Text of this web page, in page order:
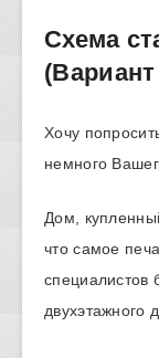
Схема
(Вариант
Хочу
немного
Дом,
что самое
специалистов
двухэтажного